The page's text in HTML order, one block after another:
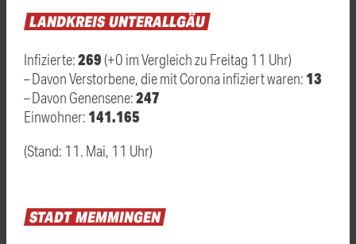
LANDKREISUNTERALLGÄU
Infizierte:269 (+0 im Vergleich zu Freitag 11 Uhr)
– Davon Verstorbene, die mit Corona infiziert waren:13
– Davon Genensene:247
Einwohner:141.165
(Stand: 11. Mai, 11 Uhr)
STADTMEMMINGEN